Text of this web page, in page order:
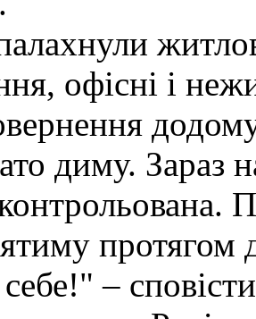
офісні і
диму. Зараз
протягом
–